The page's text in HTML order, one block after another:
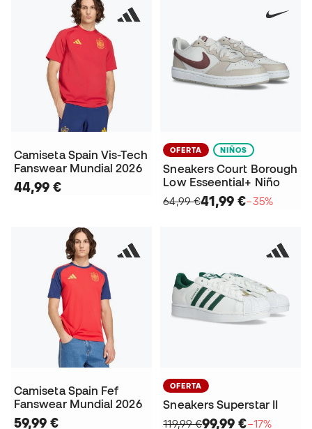
Camiseta Spain Vis-Tech
Fanswear Mundial 2026
44,99 €
OFERTA NIÑOS
Sneakers Court Borough
Low Esseential+ Niño
64,99 €41,99 €−35%
Camiseta Spain Fef
Fanswear Mundial 2026
59,99 €
OFERTA
Sneakers Superstar II
119,99 €99,99 €−17%